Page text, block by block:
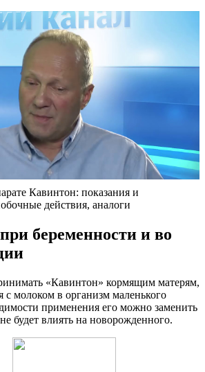
Кавинтон: показания и
действия, аналоги
беременности и во
«Кавинтон» кормящим матерям,
с молоком в организм маленького
применения его можно заменить
будет влиять на новорожденного.